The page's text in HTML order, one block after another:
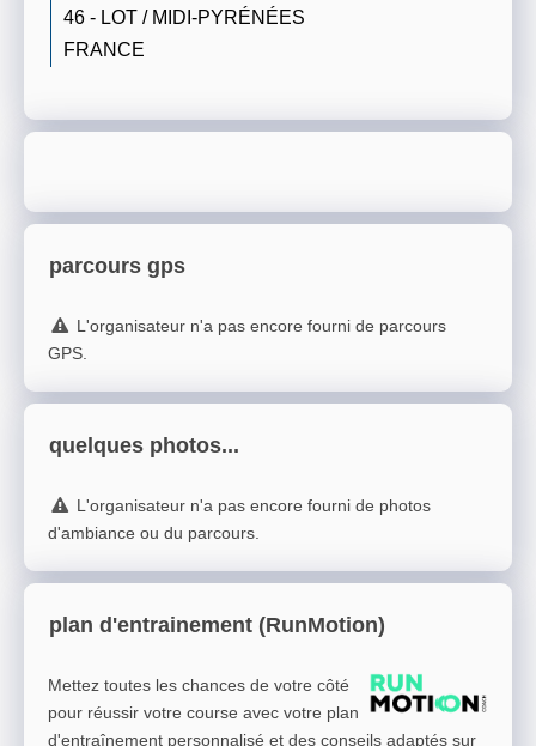
46 - LOT / MIDI-PYRÉNÉES
FRANCE
parcours gps
L'organisateur n'a pas encore fourni de parcours
GPS.
quelques photos...
L'organisateur n'a pas encore fourni de photos
d'ambiance ou du parcours.
plan d'entrainement (RunMotion)
Mettez toutes les chances de votre côté
pour réussir votre course avec votre plan
d'entraînement personnalisé et des conseils adaptés sur